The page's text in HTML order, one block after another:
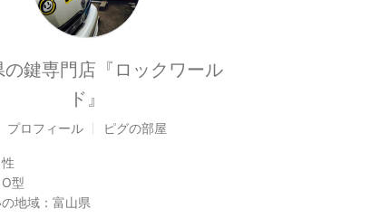
の鍵専門店『ロックワール
ド』
プロフィール ピグの部屋
O型
地域： 富山県